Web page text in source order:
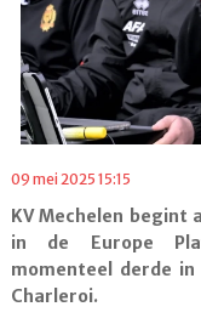
09 mei 2025 15:15
KV Mechelen begint
in de Europe
momenteel derde
Charleroi.